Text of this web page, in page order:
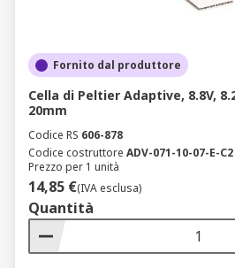
Fornito dal produttore
Cella di Peltier Adaptive, 8.8V,
20mm
Codice RS 606-878
Codice costruttore ADV-071-10-07-E-C2
Prezzo per 1 unità
14,85 €(IVA esclusa)
Quantità